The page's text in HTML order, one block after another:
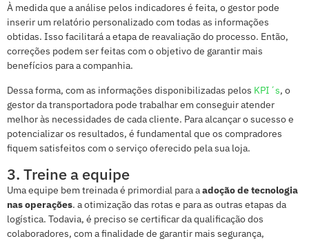
À medida que a análise pelos indicadores é feita, o gestor pode
inserir um relatório personalizado com todas as informações
obtidas. Isso facilitará a etapa de reavaliação do processo. Então,
correções podem ser feitas com o objetivo de garantir mais
benefícios para a companhia.
Dessa forma, com as informações disponibilizadas pelos KPI´s, o
gestor da transportadora pode trabalhar em conseguir atender
melhor às necessidades de cada cliente. Para alcançar o sucesso e
potencializar os resultados, é fundamental que os compradores
fiquem satisfeitos com o serviço oferecido pela sua loja.
3. Treine a equipe
Uma equipe bem treinada é primordial para aadoção de tecnologia
nas operações. a otimização das rotas e para as outras etapas da
logística. Todavia, é preciso se certificar da qualificação dos
colaboradores, com a finalidade de garantir mais segurança,